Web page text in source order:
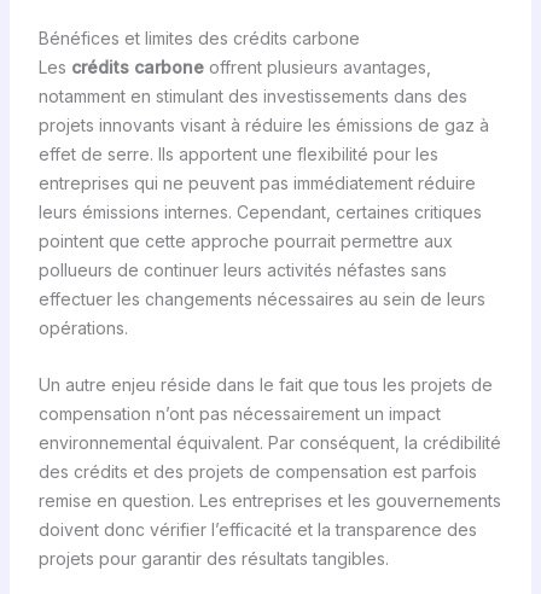
Bénéfices et limites des crédits carbone
Les crédits carboneoffrent plusieurs avantages,
notamment en stimulant des investissements dans des
projets innovants visant à réduire les émissions de gaz à
effet de serre. Ils apportent une flexibilité pour les
entreprises qui ne peuvent pas immédiatement réduire
leurs émissions internes. Cependant, certaines critiques
pointent que cette approche pourrait permettre aux
pollueurs de continuer leurs activités néfastes sans
effectuer les changements nécessaires au sein de leurs
opérations.
Un autre enjeu réside dans le fait que tous les projets de
compensation n’ont pas nécessairement un impact
environnemental équivalent. Par conséquent, la crédibilité
des crédits et des projets de compensation est parfois
remise en question. Les entreprises et les gouvernements
doivent donc vérifier l’efficacité et la transparence des
projets pour garantir des résultats tangibles.